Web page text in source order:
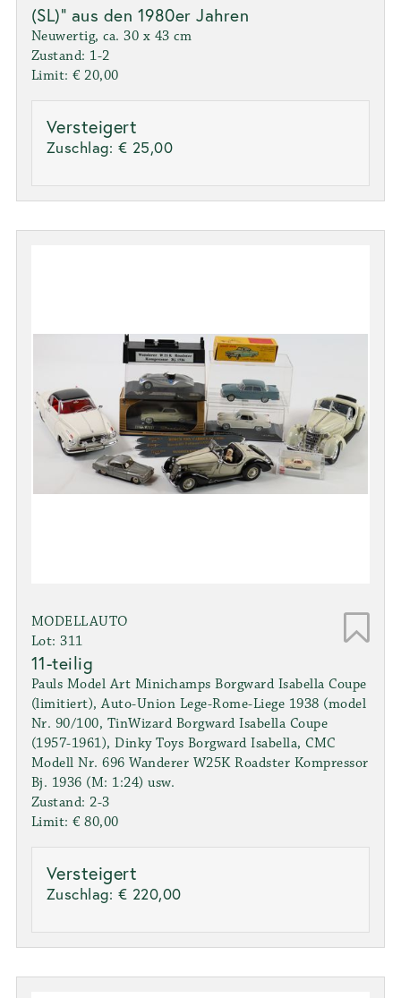
(SL)" aus den 1980er Jahren
Neuwertig, ca. 30 x 43 cm
Zustand: 1-2
Limit: € 20,00
Versteigert
Zuschlag: € 25,00
MODELLAUTO
Lot: 311
11-teilig
Pauls Model Art Minichamps Borgward Isabella Coupe
(limitiert), Auto-Union Lege-Rome-Liege 1938 (model
Nr. 90/100, TinWizard Borgward Isabella Coupe
(1957-1961), Dinky Toys Borgward Isabella, CMC
Modell Nr. 696 Wanderer W25K Roadster Kompressor
Bj. 1936 (M: 1:24) usw.
Zustand: 2-3
Limit: € 80,00
Versteigert
Zuschlag: € 220,00